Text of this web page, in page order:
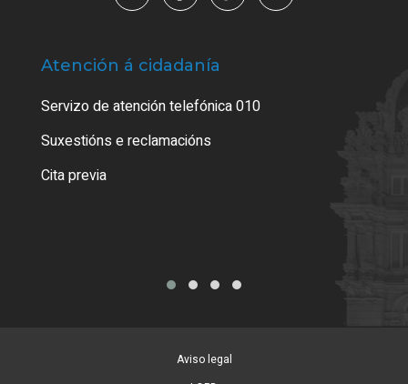
Atención á cidadanía
Servizo de atención telefónica 010
Suxestións e reclamacións
Cita previa
Aviso legal